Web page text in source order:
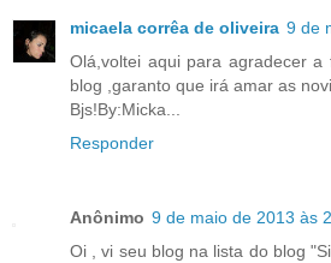
micaela corrêa de oliveira 9 de
Olá,voltei aqui para agradecer a
blog ,garanto que irá amar as
Bjs!By:Micka...
Responder
Anônimo 9 de maio de 2013 às
Oi , vi seu blog na lista do blog